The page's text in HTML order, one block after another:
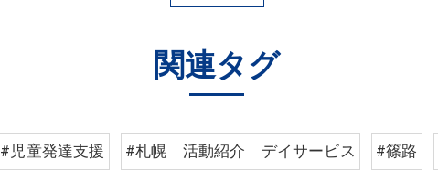
関連タグ
#児童発達支援 #札幌 活動紹介 デイサービス #篠路